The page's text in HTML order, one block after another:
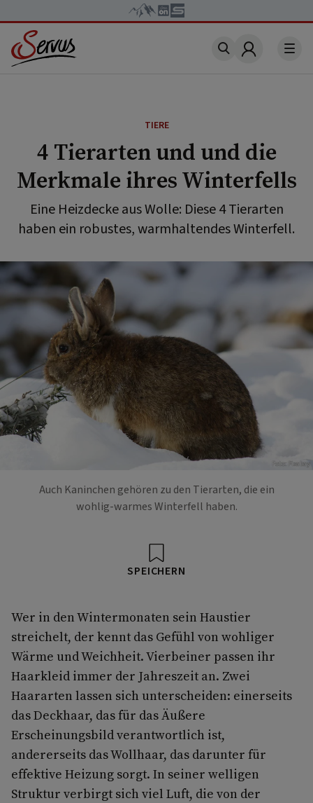
Account
TIERE
4 Tierarten und und die
Merkmale ihres Winterfells
Eine Heizdecke aus Wolle: Diese 4 Tierarten
haben ein robustes, warmhaltendes Winterfell.
Foto: Pixabay
Auch Kaninchen gehören zu den Tierarten, die ein
wohlig-warmes Winterfell haben.
SPEICHERN
Wer in den Wintermonaten sein Haustier
streichelt, der kennt das Gefühl von wohliger
Wärme und Weichheit. Vierbeiner passen ihr
Haarkleid immer der Jahreszeit an. Zwei
Haararten lassen sich unterscheiden: einerseits
das Deckhaar, das für das Äußere
Erscheinungsbild verantwortlich ist,
andererseits das Wollhaar, das darunter für
effektive Heizung sorgt. In seiner welligen
Struktur verbirgt sich viel Luft, die von der